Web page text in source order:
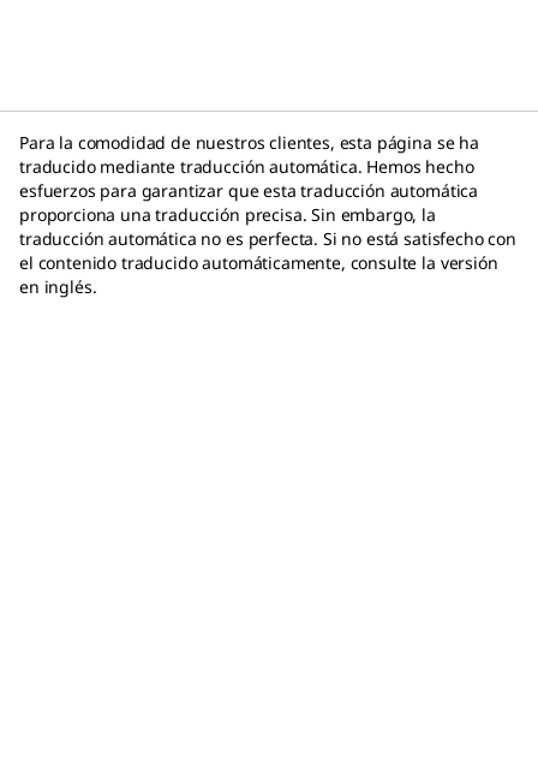
Para la comodidad de nuestros clientes, esta página se ha
traducido mediante traducción automática. Hemos hecho
esfuerzos para garantizar que esta traducción automática
proporciona una traducción precisa. Sin embargo, la
traducción automática no es perfecta. Si no está satisfecho con
el contenido traducido automáticamente, consulte la versión
en inglés.